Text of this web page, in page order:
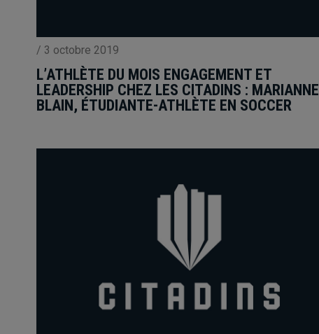
/ 3 octobre 2019
L’ATHLÈTE DU MOIS ENGAGEMENT ET
LEADERSHIP CHEZ LES CITADINS : MARIANNE
BLAIN, ÉTUDIANTE-ATHLÈTE EN SOCCER